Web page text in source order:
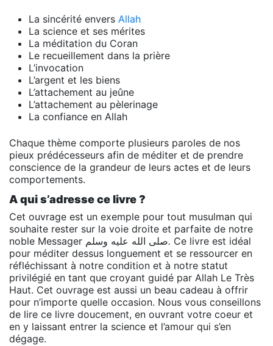
La sincérité envers Allah
La science et ses mérites
La méditation du Coran
Le recueillement dans la prière
L’invocation
L’argent et les biens
L’attachement au jeûne
L’attachement au pèlerinage
La confiance en Allah
Chaque thème comporte plusieurs paroles de nos
pieux prédécesseurs afin de méditer et de prendre
conscience de la grandeur de leurs actes et de leurs
comportements.
A qui s’adresse ce livre ?
Cet ouvrage est un exemple pour tout musulman qui
souhaite rester sur la voie droite et parfaite de notre
noble Messager صلى الله عليه وسلم . Ce livre est idéal
pour méditer dessus longuement et se ressourcer en
réfléchissant à notre condition et à notre statut
privilégié en tant que croyant guidé par Allah Le Très
Haut. Cet ouvrage est aussi un beau cadeau à offrir
pour n’importe quelle occasion. Nous vous conseillons
de lire ce livre doucement, en ouvrant votre coeur et
en y laissant entrer la science et l’amour qui s’en
dégage.